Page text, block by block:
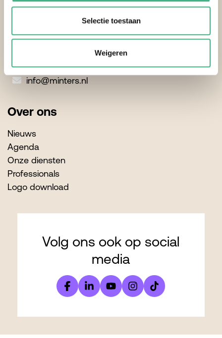
Selectie toestaan
Weigeren
Burgemeester Van Lierplein 51
info@minters.nl
Over ons
Nieuws
Agenda
Onze diensten
Professionals
Logo download
Volg ons ook op social
media